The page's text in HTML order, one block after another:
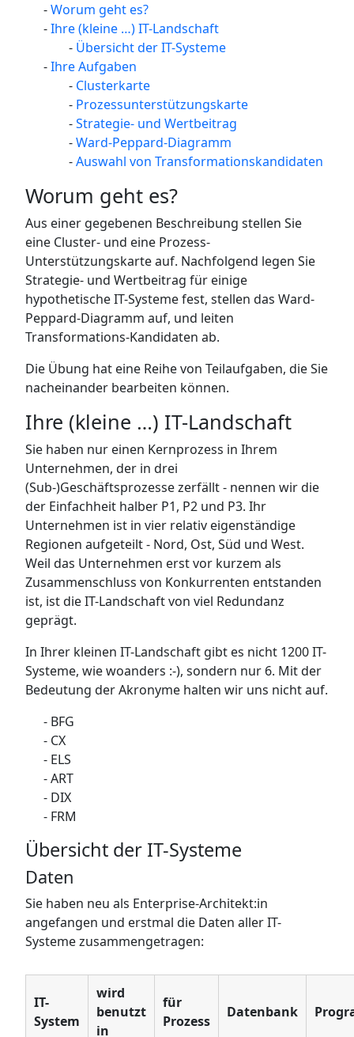
Worum geht es?
Ihre (kleine …) IT-Landschaft
Übersicht der IT-Systeme
Ihre Aufgaben
Clusterkarte
Prozessunterstützungskarte
Strategie- und Wertbeitrag
Ward-Peppard-Diagramm
Auswahl von Transformationskandidaten
Worum geht es?
Aus einer gegebenen Beschreibung stellen Sie
eine Cluster- und eine Prozess-
Unterstützungskarte auf. Nachfolgend legen Sie
Strategie- und Wertbeitrag für einige
hypothetische IT-Systeme fest, stellen das Ward-
Peppard-Diagramm auf, und leiten
Transformations-Kandidaten ab.
Die Übung hat eine Reihe von Teilaufgaben, die Sie
nacheinander bearbeiten können.
Ihre (kleine …) IT-Landschaft
Sie haben nur einen Kernprozess in Ihrem
Unternehmen, der in drei
(Sub-)Geschäftsprozesse zerfällt - nennen wir die
der Einfachheit halber P1, P2 und P3. Ihr
Unternehmen ist in vier relativ eigenständige
Regionen aufgeteilt - Nord, Ost, Süd und West.
Weil das Unternehmen erst vor kurzem als
Zusammenschluss von Konkurrenten entstanden
ist, ist die IT-Landschaft von viel Redundanz
geprägt.
In Ihrer kleinen IT-Landschaft gibt es nicht 1200 IT-
Systeme, wie woanders :-), sondern nur 6. Mit der
Bedeutung der Akronyme halten wir uns nicht auf.
BFG
CX
ELS
ART
DIX
FRM
Übersicht der IT-Systeme
Daten
Sie haben neu als Enterprise-Architekt:in
angefangen und erstmal die Daten aller IT-
Systeme zusammengetragen:
IT-
System
wird
benutzt
in
für
Prozess
Datenbank